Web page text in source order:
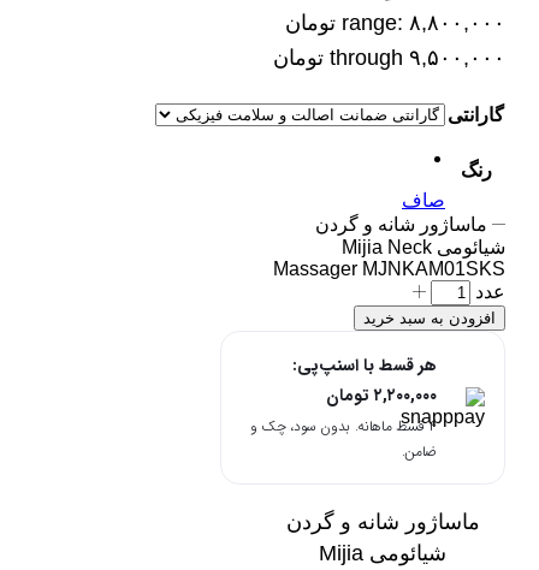
range: ۸,۸۰۰,۰۰۰ تومان
through ۹,۵۰۰,۰۰۰ تومان
گارانتی
رنگ
صاف
ماساژور شانه و گردن
شیائومی Mijia Neck
Massager MJNKAM01SKS
عدد
افزودن به سبد خرید
هر قسط با اسنپ‌پی:
۲,۲۰۰,۰۰۰ تومان
۴ قسط ماهانه. بدون سود، چک و
ضامن.
ماساژور شانه و گردن
شیائومی Mijia